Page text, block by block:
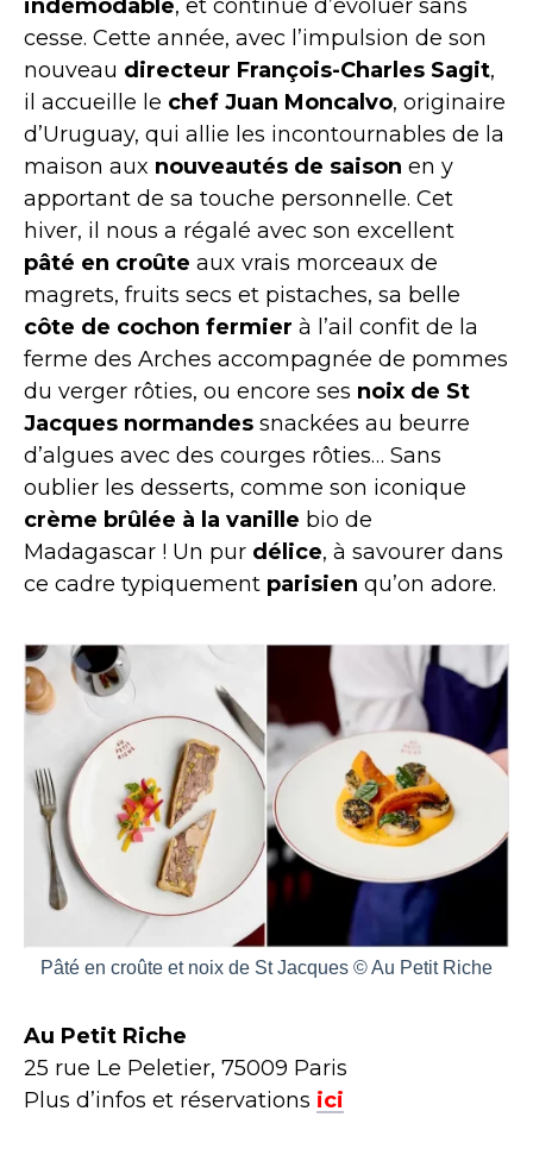
indémodable, et continue d’évoluer sans
cesse. Cette année, avec l’impulsion de son
nouveau directeur François-Charles Sagit,
il accueille le chef Juan Moncalvo, originaire
d’Uruguay, qui allie les incontournables de la
maison aux nouveautés de saison en y
apportant de sa touche personnelle. Cet
hiver, il nous a régalé avec son excellent
pâté en croûte aux vrais morceaux de
magrets, fruits secs et pistaches, sa belle
côte de cochon fermier à l’ail confit de la
ferme des Arches accompagnée de pommes
du verger rôties, ou encore ses noix de St
Jacques normandes snackées au beurre
d’algues avec des courges rôties… Sans
oublier les desserts, comme son iconique
crème brûlée à la vanille bio de
Madagascar ! Un pur délice, à savourer dans
ce cadre typiquement parisien qu’on adore.
Pâté en croûte et noix de St Jacques © Au Petit Riche
Au Petit Riche
25 rue Le Peletier, 75009 Paris
Plus d’infos et réservations ici